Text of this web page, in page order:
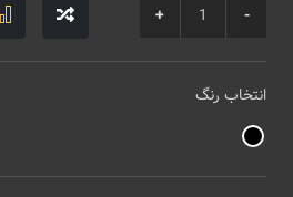
انتخاب رنگ